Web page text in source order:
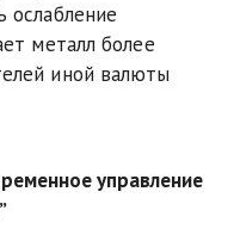
металл более
иной валюты
управление